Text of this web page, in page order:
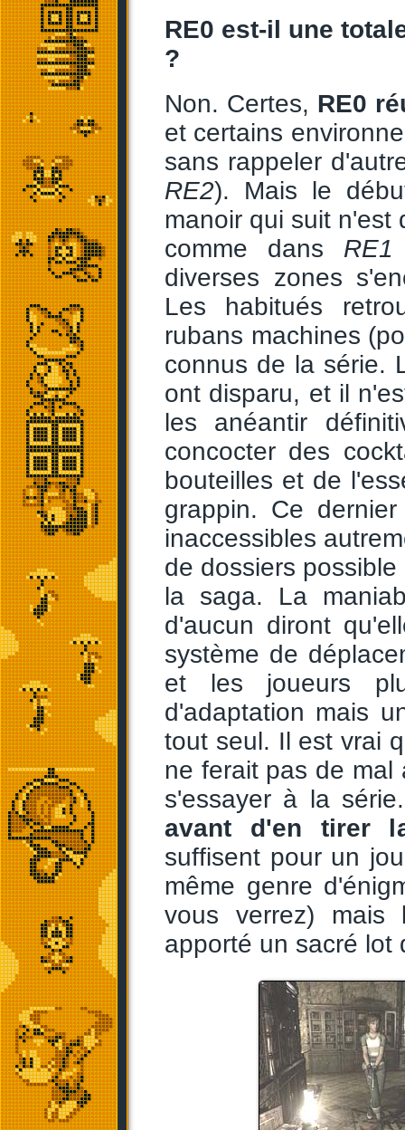
RE0 est-il une
?
Non. Certes, RE0
et certains
sans rappeler
RE2). Mais le
manoir qui suit n'est
comme dans RE1
diverses zones
Les habitués
rubans machines
connus de la série.
ont disparu, et il
les anéantir
concocter des
bouteilles et de
grappin. Ce
inaccessibles
de dossiers
la saga. La
d'aucun diront
système de
et les joueurs
d'adaptation mais
tout seul. Il est vrai
ne ferait pas de
s'essayer à la
avant d'en tirer
suffisent pour un
même genre
vous verrez) mais
apporté un sacré lot